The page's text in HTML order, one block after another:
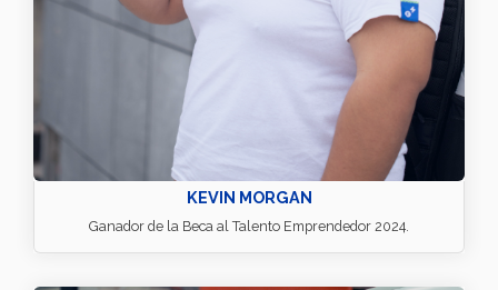
KEVIN MORGAN
Ganador de la Beca al Talento Emprendedor 2024.